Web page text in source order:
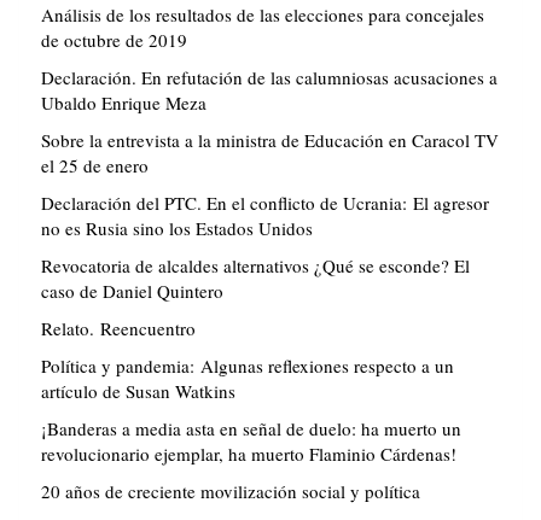
Análisis de los resultados de las elecciones para concejales
de octubre de 2019
Declaración. En refutación de las calumniosas acusaciones a
Ubaldo Enrique Meza
Sobre la entrevista a la ministra de Educación en Caracol TV
el 25 de enero
Declaración del PTC. En el conflicto de Ucrania: El agresor
no es Rusia sino los Estados Unidos
Revocatoria de alcaldes alternativos ¿Qué se esconde? El
caso de Daniel Quintero
Relato. Reencuentro
Política y pandemia: Algunas reflexiones respecto a un
artículo de Susan Watkins
¡Banderas a media asta en señal de duelo: ha muerto un
revolucionario ejemplar, ha muerto Flaminio Cárdenas!
20 años de creciente movilización social y política